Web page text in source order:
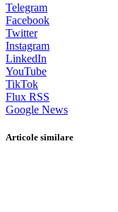
Telegram
Facebook
Twitter
Instagram
LinkedIn
YouTube
TikTok
Flux RSS
Google News
Articole similare